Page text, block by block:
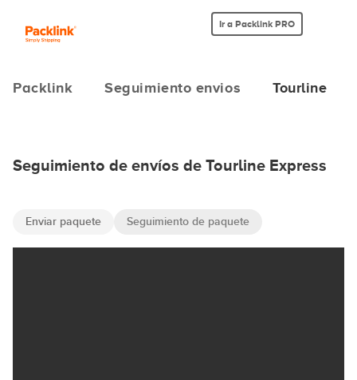
Ir a Packlink PRO
Packlink Seguimiento envios Tourline
Seguimiento de envíos de Tourline Express
Enviar paquete Seguimiento de paquete